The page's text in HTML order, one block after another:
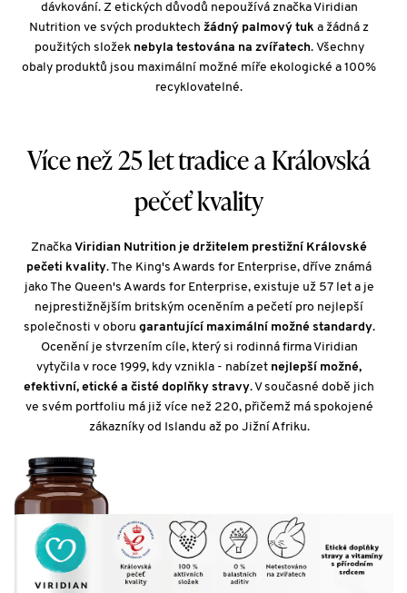
dávkování. Z etických důvodů nepoužívá značka Viridian
Nutrition ve svých produktech žádný palmový tuk a žádná z
použitých složek nebyla testována na zvířatech. Všechny
obaly produktů jsou maximální možné míře ekologické a 100%
recyklovatelné.
Více než 25 let tradice a Královská
pečeť kvality
Značka Viridian Nutrition je držitelem prestižní Královské
pečeti kvality. The King's Awards for Enterprise, dříve známá
jako The Queen's Awards for Enterprise, existuje už 57 let a je
nejprestižnějším britským oceněním a pečetí pro nejlepší
společnosti v oboru garantující maximální možné standardy.
Ocenění je stvrzením cíle, který si rodinná firma Viridian
vytyčila v roce 1999, kdy vznikla - nabízet nejlepší možné,
efektivní, etické a čisté doplňky stravy. V současné době jich
ve svém portfoliu má již více než 220, přičemž má spokojené
zákazníky od Islandu až po Jižní Afriku.